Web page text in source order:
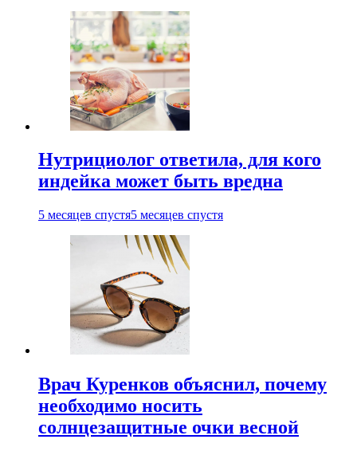
Нутрициолог ответила, для кого
индейка может быть вредна
5 месяцев спустя5 месяцев спустя
Врач Куренков объяснил, почему
необходимо носить
солнцезащитные очки весной